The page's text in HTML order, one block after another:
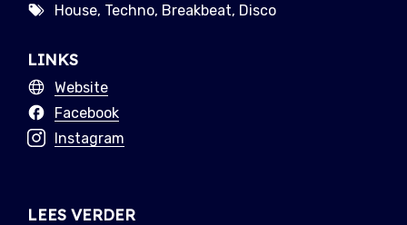
House, Techno, Breakbeat, Disco
LINKS
Website
Facebook
Instagram
LEES VERDER